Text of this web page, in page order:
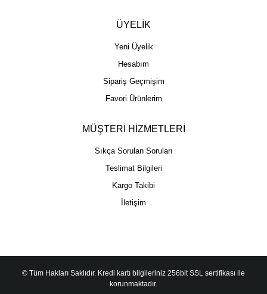
ÜYELİK
Yeni Üyelik
Hesabım
Sipariş Geçmişim
Favori Ürünlerim
MÜŞTERİ HİZMETLERİ
Sıkça Sorulan Soruları
Teslimat Bilgileri
Kargo Takibi
İletişim
© Tüm Hakları Saklıdır. Kredi kartı bilgileriniz 256bit SSL sertifikası ile
korunmaktadır.